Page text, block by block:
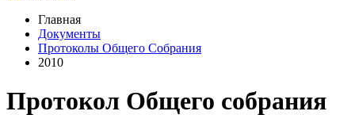
Главная
Документы
Протоколы Общего Собрания
2010
Протокол Общего собрания